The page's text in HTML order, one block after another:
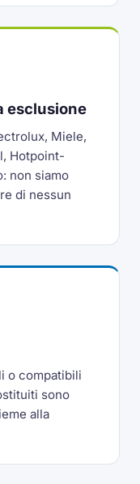
esclusione
Miele,
Hotpoint-
non siamo
di nessun
o compatibili
sono
alla